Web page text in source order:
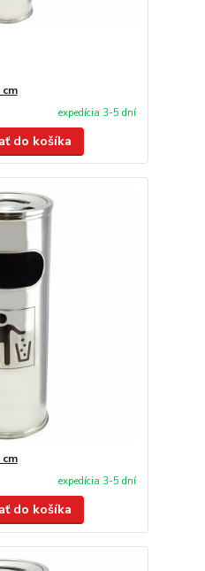
cm
expedícia 3-5 dní
do košíka
cm
expedícia 3-5 dní
do košíka